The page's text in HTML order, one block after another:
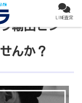
輸出ビジ
んか？
LINE査定